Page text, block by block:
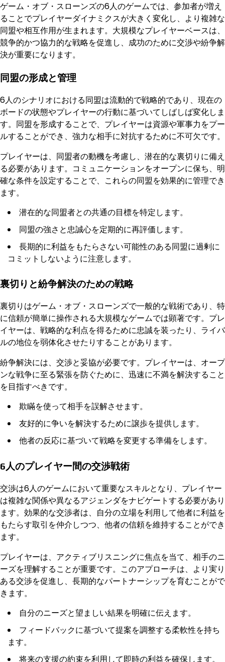
ゲーム・オブ・スローンズの6人のゲームでは、参加者が増え
ることでプレイヤーダイナミクスが大きく変化し、より複雑な
同盟や相互作用が生まれます。大規模なプレイヤーベースは、
競争的かつ協力的な戦略を促進し、成功のために交渉や紛争解
決が重要になります。
同盟の形成と管理
6人のシナリオにおける同盟は流動的で戦略的であり、現在の
ボードの状態やプレイヤーの行動に基づいてしばしば変化しま
す。同盟を形成することで、プレイヤーは資源や軍事力をプー
ルすることができ、強力な相手に対抗するために不可欠です。
プレイヤーは、同盟者の動機を考慮し、潜在的な裏切りに備え
る必要があります。コミュニケーションをオープンに保ち、明
確な条件を設定することで、これらの同盟を効果的に管理でき
ます。
潜在的な同盟者との共通の目標を特定します。
同盟の強さと忠誠心を定期的に再評価します。
長期的に利益をもたらさない可能性のある同盟に過剰に
コミットしないように注意します。
裏切りと紛争解決のための戦略
裏切りはゲーム・オブ・スローンズで一般的な戦術であり、特
に信頼が簡単に操作される大規模なゲームでは顕著です。プレ
イヤーは、戦略的な利点を得るために忠誠を装ったり、ライバ
ルの地位を弱体化させたりすることがあります。
紛争解決には、交渉と妥協が必要です。プレイヤーは、オープ
ンな戦争に至る緊張を防ぐために、迅速に不満を解決すること
を目指すべきです。
欺瞞を使って相手を誤解させます。
友好的に争いを解決するために譲歩を提供します。
他者の反応に基づいて戦略を変更する準備をします。
6人のプレイヤー間の交渉戦術
交渉は6人のゲームにおいて重要なスキルとなり、プレイヤー
は複雑な関係や異なるアジェンダをナビゲートする必要があり
ます。効果的な交渉者は、自分の立場を利用して他者に利益を
もたらす取引を仲介しつつ、他者の信頼を維持することができ
ます。
プレイヤーは、アクティブリスニングに焦点を当て、相手のニ
ーズを理解することが重要です。このアプローチは、より実り
ある交渉を促進し、長期的なパートナーシップを育むことがで
きます。
自分のニーズと望ましい結果を明確に伝えます。
フィードバックに基づいて提案を調整する柔軟性を持ち
ます。
将来の支援の約束を利用して即時の利益を確保します。